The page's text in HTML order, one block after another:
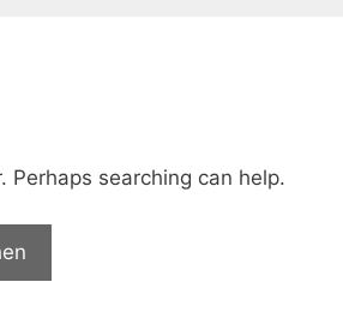
Perhaps searching can help.